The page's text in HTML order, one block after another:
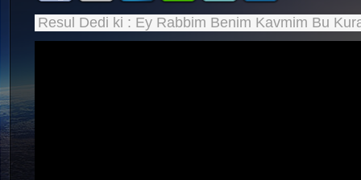
Resul Dedi ki : Ey Rabbim Benim Kavmim Bu